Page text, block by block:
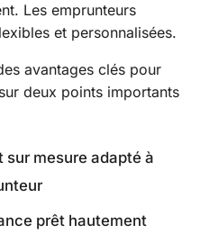
Les emprunteurs
et personnalisées.
avantages clés pour
deux points importants
mesure adapté à
prêt hautement